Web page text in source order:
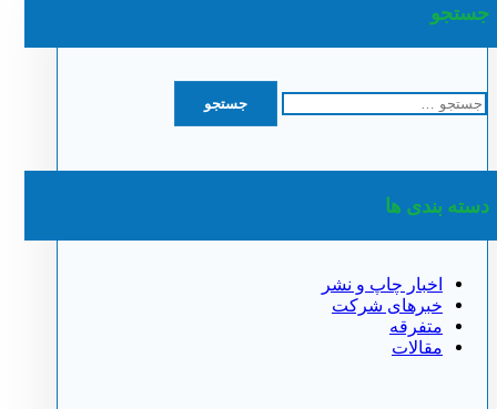
جستجو
جستجو
برای:
دسته بندی ها
اخبار چاپ و نشر
خبرهای شرکت
متفرقه
مقالات